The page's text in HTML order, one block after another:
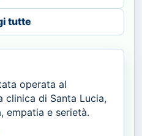
tutte
operata al
clinica di Santa Lucia,
empatia e serietà.